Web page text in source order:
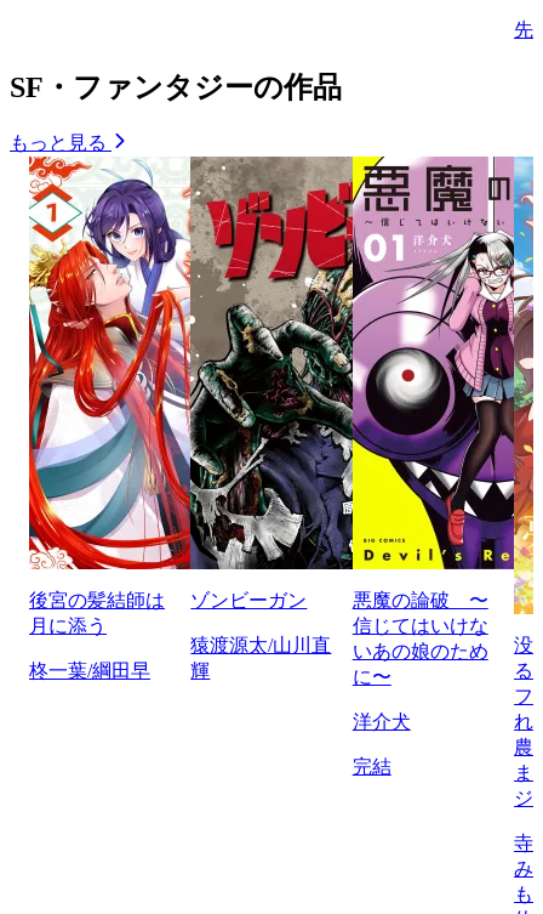
先
SF・ファンタジーの作品
もっと見る
後宮の髪結師は
月に添う
柊一葉/綱田早
ゾンビーガン
猿渡源太/山川直
輝
悪魔の論破 〜
信じてはいけな
いあの娘のため
に〜
洋介犬
完結
没
る
フ
れ
農
ま
ジ
寺
み
も